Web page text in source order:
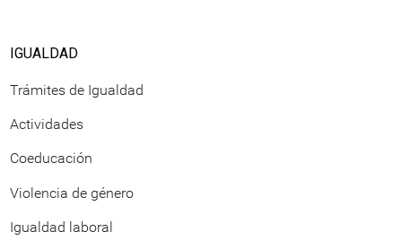
IGUALDAD
Trámites de Igualdad
Actividades
Coeducación
Violencia de género
Igualdad laboral